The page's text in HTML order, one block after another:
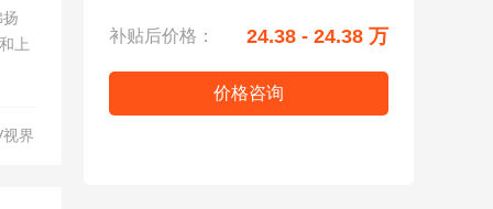
上
界
补贴后价格： 24.38 - 24.38 万
价格咨询